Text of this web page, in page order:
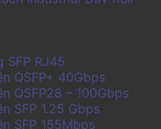
SFP RJ45
QSFP+ 40Gbps
QSFP28 – 100Gbps
SFP 1.25 Gbps
SFP 155Mbps